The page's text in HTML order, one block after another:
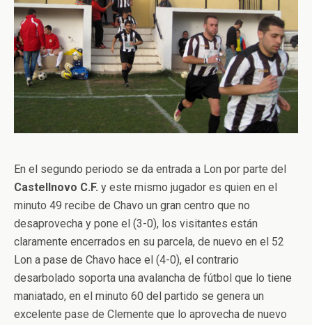
En el segundo periodo se da entrada a Lon por parte del
Castellnovo C.F. y este mismo jugador es quien en el
minuto 49 recibe de Chavo un gran centro que no
desaprovecha y pone el (3-0), los visitantes están
claramente encerrados en su parcela, de nuevo en el 52
Lon a pase de Chavo hace el (4-0), el contrario
desarbolado soporta una avalancha de fútbol que lo tiene
maniatado, en el minuto 60 del partido se genera un
excelente pase de Clemente que lo aprovecha de nuevo